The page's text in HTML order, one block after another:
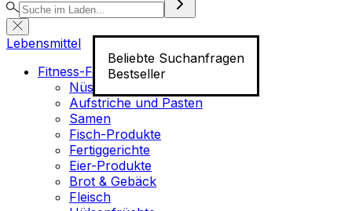
Beliebte Suchanfragen
Bestseller
Lebensmittel
Fitness-Food
Nüsse
Aufstriche und Pasten
Samen
Fisch-Produkte
Fertiggerichte
Eier-Produkte
Brot & Gebäck
Fleisch